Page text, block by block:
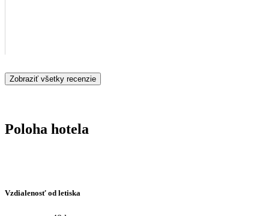
Zobraziť všetky recenzie
Poloha hotela
Vzdialenosť od letiska